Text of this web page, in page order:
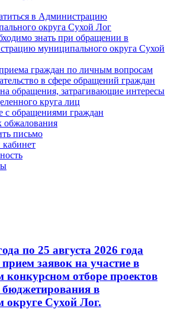
в Администрацию
округа Сухой Лог
знать при обращении в
муниципального округа Сухой
граждан по личным вопросам
в сфере обращений граждан
обращения, затрагивающие интересы
круга лиц
с обращениями граждан
обжалования
письмо
по 25 августа 2026 года
прием заявок на участие в
отборе проектов
в
Сухой Лог.